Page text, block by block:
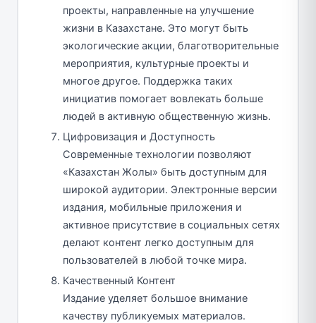
проекты, направленные на улучшение
жизни в Казахстане. Это могут быть
экологические акции, благотворительные
мероприятия, культурные проекты и
многое другое. Поддержка таких
инициатив помогает вовлекать больше
людей в активную общественную жизнь.
Цифровизация и Доступность
Современные технологии позволяют
«Казахстан Жолы» быть доступным для
широкой аудитории. Электронные версии
издания, мобильные приложения и
активное присутствие в социальных сетях
делают контент легко доступным для
пользователей в любой точке мира.
Качественный Контент
Издание уделяет большое внимание
качеству публикуемых материалов.